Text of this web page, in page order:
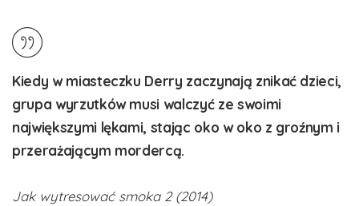
Kiedy w miasteczku Derry zaczynają znikać dzieci,
grupa wyrzutków musi walczyć ze swoimi
największymi lękami, stając oko w oko z groźnym i
przerażającym mordercą.
Jak wytresować smoka 2 (2014)